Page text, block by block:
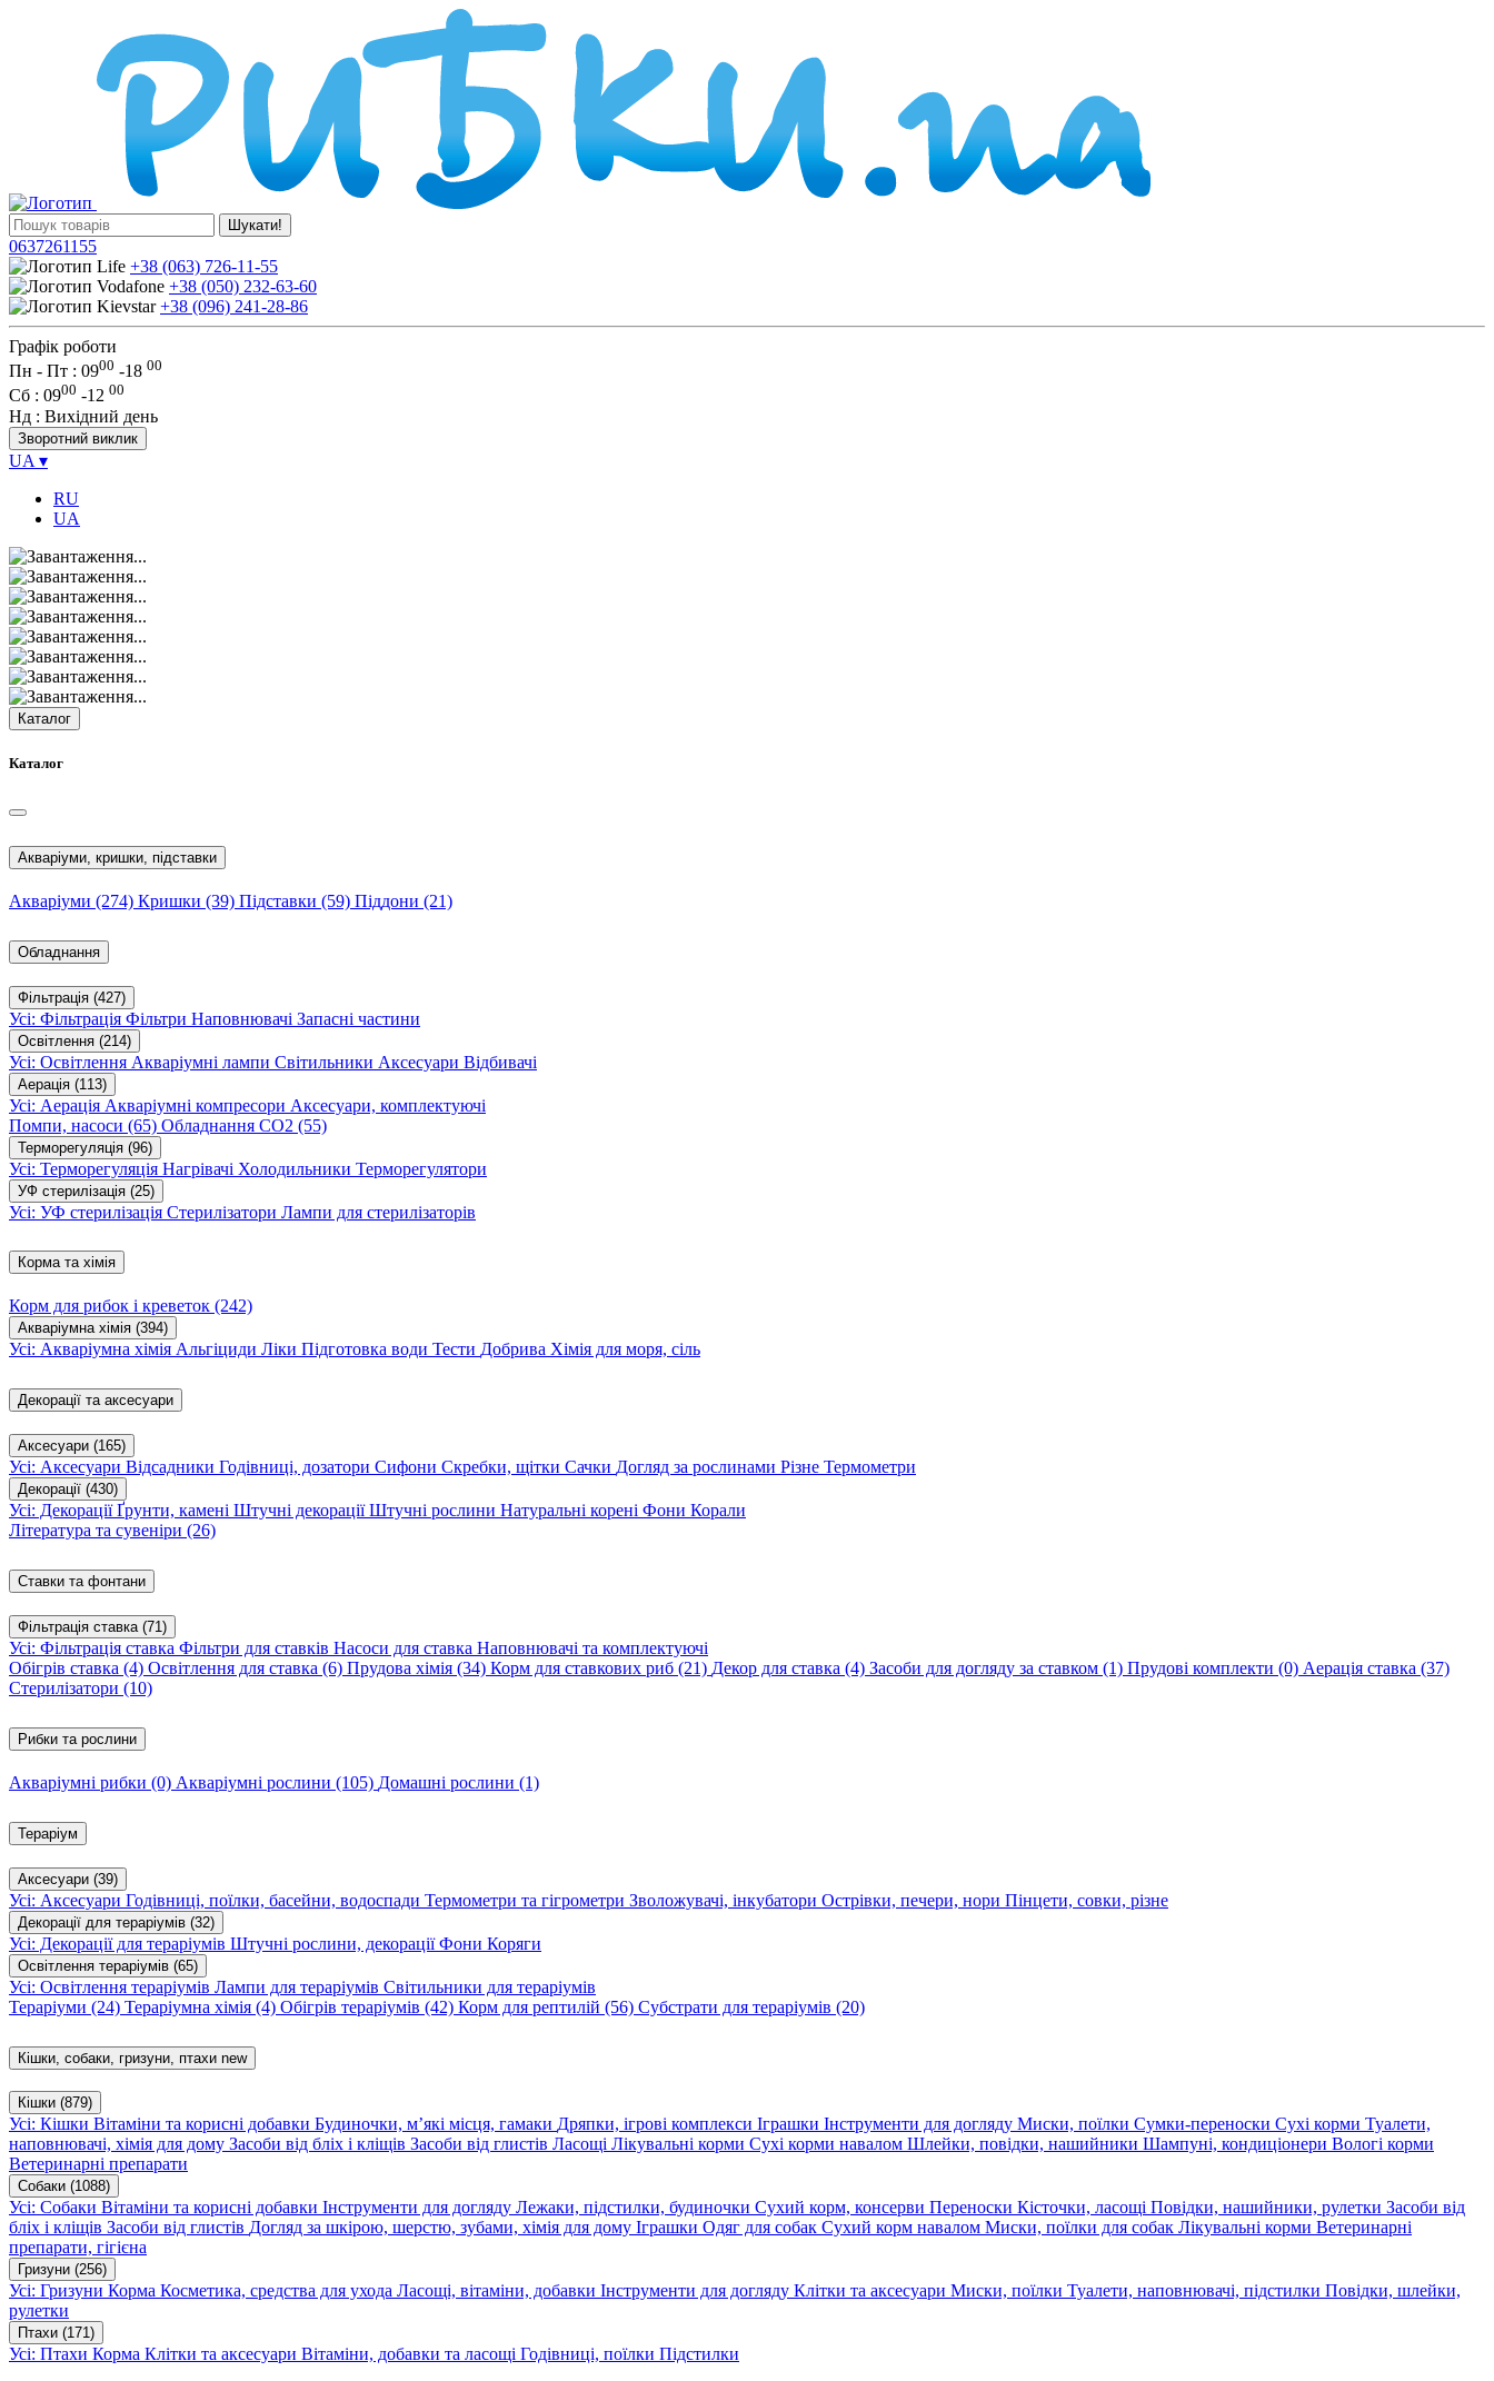
Шукати!
0637261155
+38 (063) 726-11-55
+38 (050) 232-63-60
+38 (096) 241-28-86
Графік роботи
Пн - Пт : 0900 -18 00
Сб : 0900 -12 00
Нд : Вихідний день
Зворотний виклик
UA ▾
RU
UA
Каталог
Каталог
Акваріуми, кришки, підставки
Акваріуми (274) Кришки (39) Підставки (59) Піддони (21)
Обладнання
Фільтрація (427)
Усі: Фільтрація Фільтри Наповнювачі Запасні частини
Освітлення (214)
Усі: Освітлення Акваріумні лампи Світильники Аксесуари Відбивачі
Аерація (113)
Усі: Аерація Акваріумні компресори Аксесуари, комплектуючі
Помпи, насоси (65) Обладнання CO2 (55)
Терморегуляція (96)
Усі: Терморегуляція Нагрівачі Холодильники Терморегулятори
УФ стерилізація (25)
Усі: УФ стерилізація Стерилізатори Лампи для стерилізаторів
Корма та хімія
Корм для рибок і креветок (242)
Акваріумна хімія (394)
Усі: Акваріумна хімія Альгіциди Ліки Підготовка води Тести Добрива Хімія для моря, сіль
Декорації та аксесуари
Аксесуари (165)
Усі: Аксесуари Відсадники Годівниці, дозатори Сифони Скребки, щітки Сачки Догляд за рослинами Різне Термометри
Декорації (430)
Усі: ДекораціїҐрунти, камені Штучні декораціїШтучні рослини Натуральні корені Фони Корали
Література та сувеніри (26)
Ставки та фонтани
Фільтрація ставка (71)
Усі: Фільтрація ставка Фільтри для ставків Насоси для ставка Наповнювачі та комплектуючі
Обігрів ставка (4) Освітлення для ставка (6) Прудова хімія (34) Корм для ставкових риб (21) Декор для ставка (4) Засоби для догляду за ставком (1) Прудові комплекти (0) Аерація ставка (37)
Стерилізатори (10)
Рибки та рослини
Акваріумні рибки (0) Акваріумні рослини (105) Домашні рослини (1)
Тераріум
Аксесуари (39)
Усі: Аксесуари Годівниці, поїлки, басейни, водоспади Термометри та гігрометри Зволожувачі, інкубатори Острівки, печери, нори Пінцети, совки, різне
Декорації для тераріумів (32)
Усі: Декорації для тераріумів Штучні рослини, декораціїФони Коряги
Освітлення тераріумів (65)
Усі: Освітлення тераріумів Лампи для тераріумів Світильники для тераріумів
Тераріуми (24) Тераріумна хімія (4) Обігрів тераріумів (42) Корм для рептилій (56) Субстрати для тераріумів (20)
Кішки, собаки, гризуни, птахи new
Кішки (879)
Усі: Кішки Вітаміни та корисні добавки Будиночки, м’які місця, гамаки Дряпки, ігрові комплекси Іграшки Інструменти для догляду Миски, поїлки Сумки-переноски Сухі корми Туалети,
наповнювачі, хімія для дому Засоби від бліх і кліщів Засоби від глистів Ласощі Лікувальні корми Сухі корми навалом Шлейки, повідки, нашийники Шампуні, кондиціонери Вологі корми
Ветеринарні препарати
Собаки (1088)
Усі: Собаки Вітаміни та корисні добавки Інструменти для догляду Лежаки, підстилки, будиночки Сухий корм, консерви Переноски Кісточки, ласощі Повідки, нашийники, рулетки Засоби від
бліх і кліщів Засоби від глистів Догляд за шкірою, шерстю, зубами, хімія для дому Іграшки Одяг для собак Сухий корм навалом Миски, поїлки для собак Лікувальні корми Ветеринарні
препарати, гігієна
Гризуни (256)
Усі: Гризуни Корма Косметика, средства для ухода Ласощі, вітаміни, добавки Інструменти для догляду Клітки та аксесуари Миски, поїлки Туалети, наповнювачі, підстилки Повідки, шлейки,
рулетки
Птахи (171)
Усі: Птахи Корма Клітки та аксесуари Вітаміни, добавки та ласощі Годівниці, поїлки Підстилки